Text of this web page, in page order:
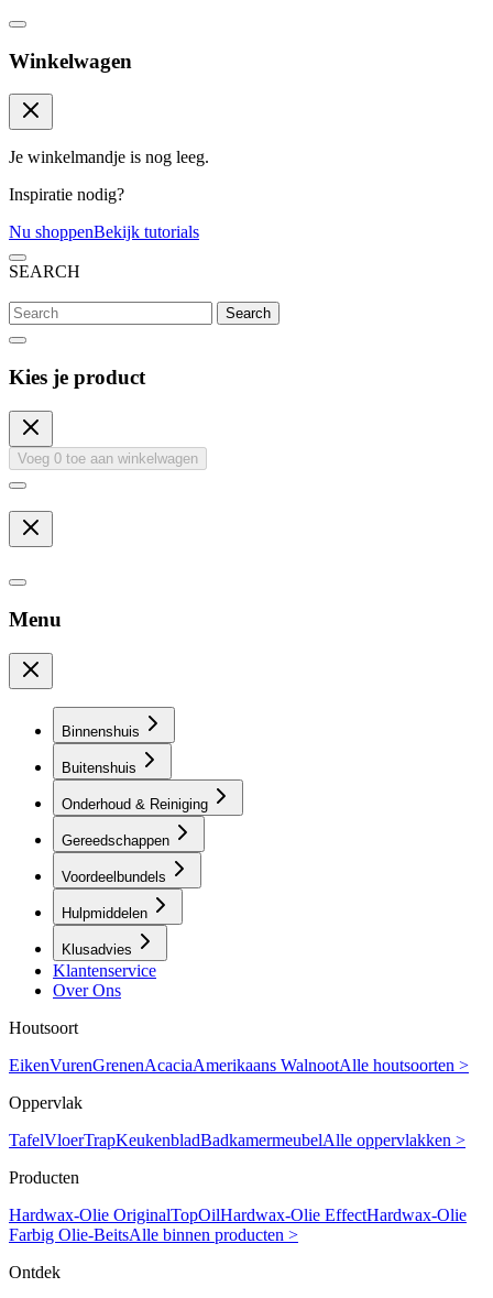
Winkelwagen
Je winkelmandje is nog leeg.
Inspiratie nodig?
Nu shoppenBekijk tutorials
SEARCH
Search
Kies je product
Voeg 0 toe aan winkelwagen
Menu
Binnenshuis
Buitenshuis
Onderhoud & Reiniging
Gereedschappen
Voordeelbundels
Hulpmiddelen
Klusadvies
Klantenservice
Over Ons
Houtsoort
EikenVurenGrenenAcaciaAmerikaans WalnootAlle houtsoorten >
Oppervlak
TafelVloerTrapKeukenbladBadkamermeubelAlle oppervlakken >
Producten
Hardwax-Olie OriginalTopOilHardwax-Olie EffectHardwax-Olie
Farbig Olie-BeitsAlle binnen producten >
Ontdek